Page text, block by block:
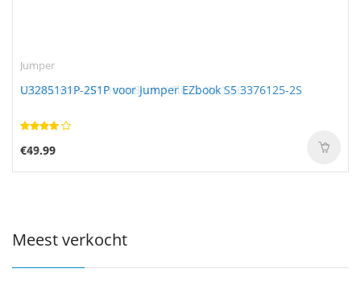
Jumper
U3285131P-2S1P voor Jumper EZbook S5 3376125-2S
€49.99
Meest verkocht